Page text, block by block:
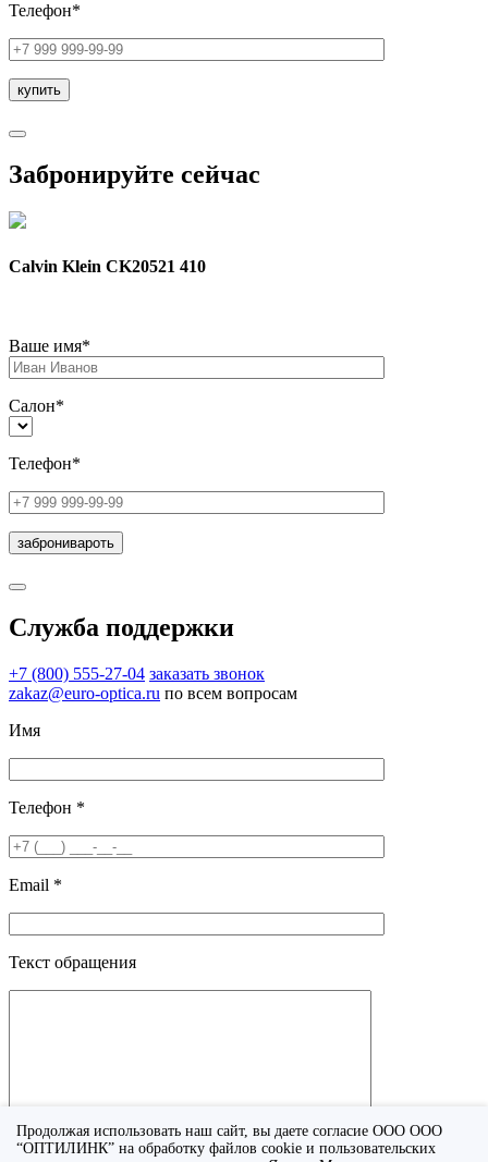
Продолжая использовать наш сайт, вы даете согласие ООО ООО
“ОПТИЛИНК” на обработку файлов cookie и пользовательских
Телефон*
Забронируйте сейчас
Calvin Klein CK20521 410
Ваше имя*
Салон*
Телефон*
Служба поддержки
+7 (800) 555-27-04 заказать звонок
zakaz@euro-optica.ru по всем вопросам
Имя
Телефон *
Email *
Текст обращения